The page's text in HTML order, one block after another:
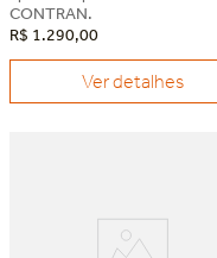
CONTRAN.
R$ 1.290,00
Ver detalhes